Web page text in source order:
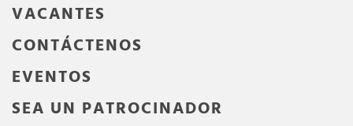
VACANTES
CONTÁCTENOS
EVENTOS
SEA UN PATROCINADOR